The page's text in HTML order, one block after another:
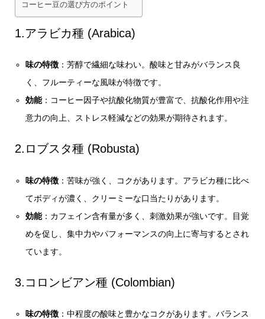
コーヒー豆の選び方のポイント
1.アラビカ種 (Arabica)
味の特徴 ：芳醇で繊細な味わい。酸味と甘みがバランス良
く、フルーティーな風味が特徴です。
効能：コーヒー因子や抗酸化物質が豊富で、抗酸化作用や注
意力の向上、ストレス軽減などの効果が期待されます。
2.ロブスタ種 (Robusta)
味の特徴 ：苦味が強く、コクがあります。アラビカ種に比べ
てボディが濃く、クリーミーな口当たりがあります。
効能：カフェイン含有量が多く、刺激効果が強いです。目覚
めを促し、集中力やパフォーマンスの向上に寄与するとされ
ています。
3.コロンビアン種 (Colombian)
味の特徴 ：中程度の酸味と豊かなコクがあります。バランス